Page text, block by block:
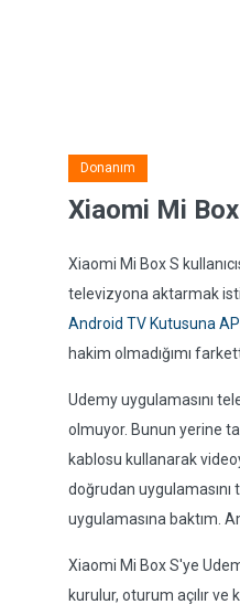
Donanım
Xiaomi Mi
Xiaomi Mi Box S
televizyona aktarmak
Android TV Kutusuna
hakim olmadığımı
Udemy uygulamasını
olmuyor. Bunun yerine
kablosu kullanarak
doğrudan
uygulamasına baktım.
Xiaomi Mi Box S'ye
kurulur, oturum açılır ve